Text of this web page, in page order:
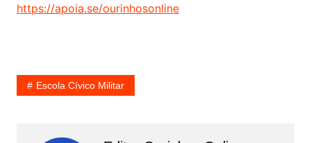
https://apoia.se/ourinhosonline
Escola Cívico Militar